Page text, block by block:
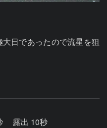
日であったので流星を狙
露出 10秒